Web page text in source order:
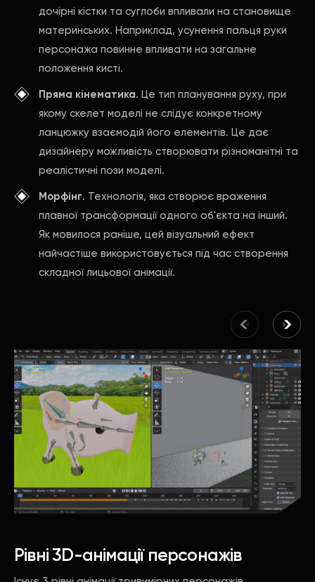
дочірні кістки та суглоби впливали на становище
материнських. Наприклад, усунення пальця руки
персонажа повинне впливати на загальне
положення кисті.
Пряма кінематика. Це тип планування руху, при
якому скелет моделі не слідує конкретному
ланцюжку взаємодій його елементів. Це дає
дизайнеру можливість створювати різноманітні та
реалістичні пози моделі.
Морфінг. Технологія, яка створює враження
плавної трансформації одного об'єкта на інший.
Як мовилося раніше, цей візуальний ефект
найчастіше використовується під час створення
складної лицьової анімації.
Рівні 3D-анімації персонажів